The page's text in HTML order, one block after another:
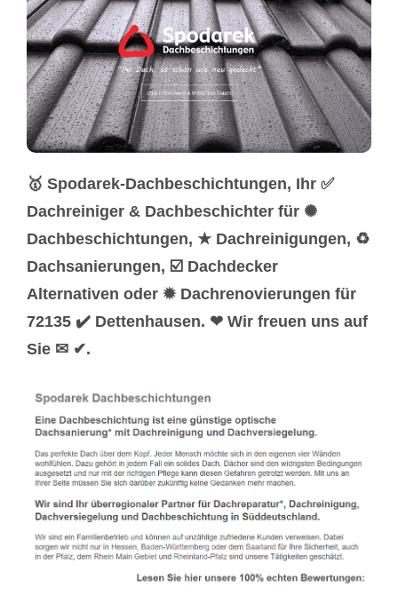
🥇 Spodarek-Dachbeschichtungen, Ihr ✅
Dachreiniger & Dachbeschichter für ✺
Dachbeschichtungen, ★ Dachreinigungen, ♻
Dachsanierungen, ☑️ Dachdecker
Alternativen oder ✹ Dachrenovierungen für
72135 ✔️ Dettenhausen. ❤ Wir freuen uns auf
Sie ✉ ✔.